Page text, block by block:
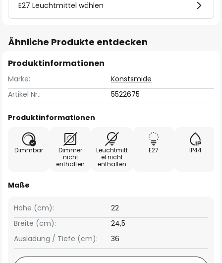
E27 Leuchtmittel wählen
Ähnliche Produkte entdecken
Produktinformationen
Marke:
Konstsmide
Artikel Nr.:
5522675
Produktinformationen
Dimmbar
Dimmer
nicht
enthalten
Leuchtmitt
el nicht
enthalten
E27 IP44
Maße
Breite (cm): 24,5
Höhe (cm): 22
Ausladung / Tiefe (cm): 36